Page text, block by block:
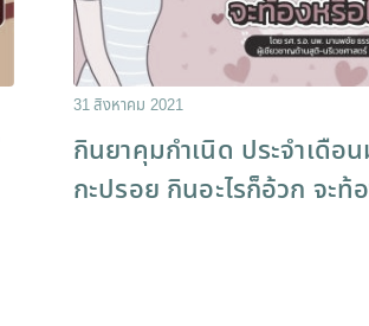
31 สิงหาคม 2021
กินยาคุมกําเนิด ประจําเดือ
กะปรอย กินอะไรก็อ้วก จะท้